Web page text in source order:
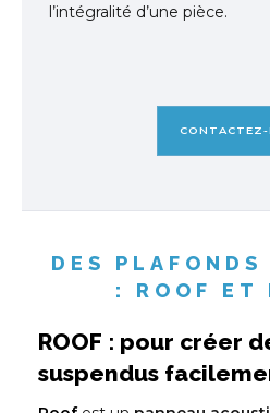
l’intégralité d’une pièce.
CONTACTEZ-
DES PLAFONDS
: ROOF ET
ROOF : pour créer
suspendus